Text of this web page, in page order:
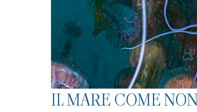
IL MARE COME